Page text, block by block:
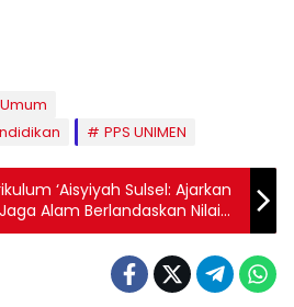
PPS UNIMEN
‘Aisyiyah Sulsel: Ajarkan
Alam Berlandaskan Nilai